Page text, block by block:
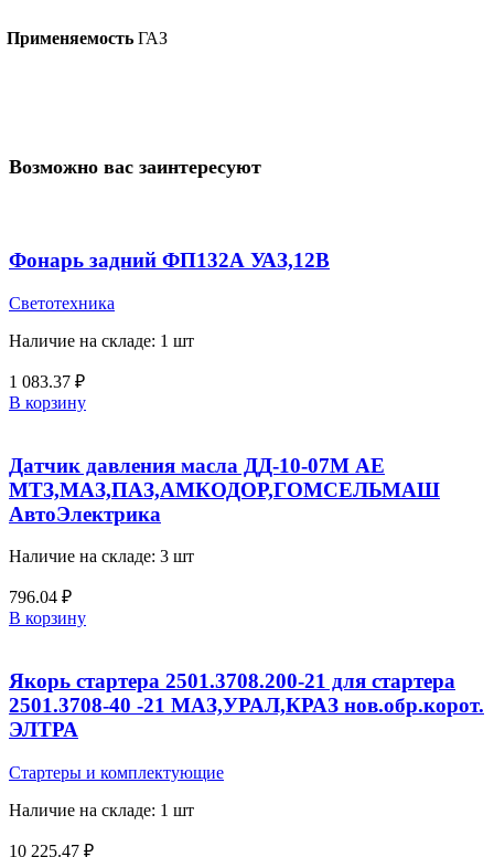
Применяемость ГАЗ
Возможно вас заинтересуют
Фонарь задний ФП132А УАЗ,12В
Светотехника
Наличие на складе: 1 шт
1 083.37 ₽
В корзину
Датчик давления масла ДД-10-07М АЕ
МТЗ,МАЗ,ПАЗ,АМКОДОР,ГОМСЕЛЬМАШ
АвтоЭлектрика
Наличие на складе: 3 шт
796.04 ₽
В корзину
Якорь стартера 2501.3708.200-21 для стартера
2501.3708-40 -21 МАЗ,УРАЛ,КРАЗ нов.обр.корот.
ЭЛТРА
Стартеры и комплектующие
Наличие на складе: 1 шт
10 225.47 ₽